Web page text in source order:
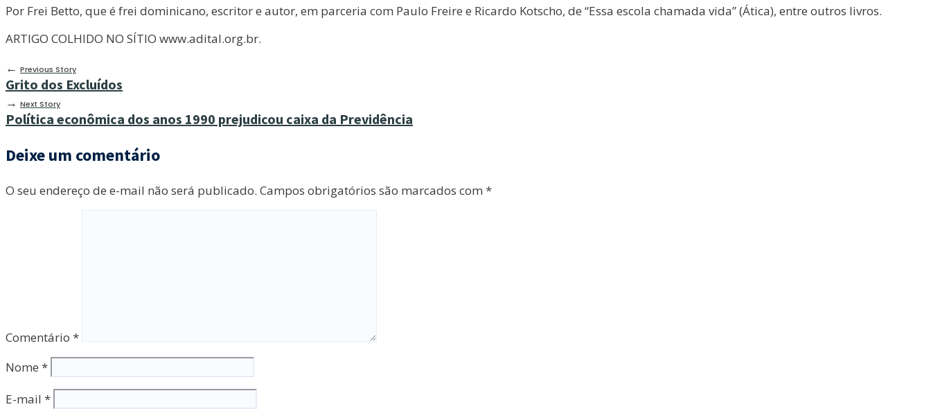
Por Frei Betto, que é frei dominicano, escritor e autor, em parceria com Paulo Freire e Ricardo Kotscho, de “Essa escola chamada vida” (Ática), entre outros livros.
ARTIGO COLHIDO NO SÍTIO www.adital.org.br.
← Previous Story
Grito dos Excluídos
→ Next Story
Política econômica dos anos 1990 prejudicou caixa da Previdência
Deixe um comentário
O seu endereço de e-mail não será publicado. Campos obrigatórios são marcados com *
Comentário *
Nome *
E-mail *